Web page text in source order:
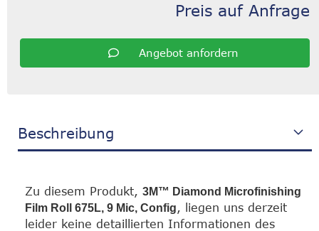
Preis auf Anfrage
Angebot anfordern
Beschreibung
Zu diesem Produkt, 3M™ Diamond Microfinishing
Film Roll 675L, 9 Mic, Config, liegen uns derzeit
leider keine detaillierten Informationen des